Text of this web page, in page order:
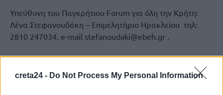
creta24 - Do Not Process My Personal Information
Υπεύθυνη του Παγκρήτιου Forum για όλη την Κρήτη:
Λένα Στεφανουδάκη – Επιμελητήριο Ηρακλείου τηλ:
2810 247034. e-mail stefanoudaki@ebeh.gr .
ΠΑΓΚΡΗΤΙΟ ΦΟΡΟΥΜ ΠΡΟΩΘΗΣΗΣ ΠΡΟΪΟΝΤΩΝ